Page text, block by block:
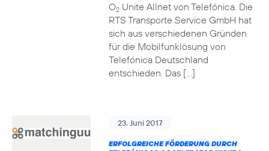
O2Unite Allnet von Telefónica. Die
RTS Transporte Service GmbH hat
sich aus verschiedenen Gründen
für die Mobilfunklösung von
Telefónica Deutschland
entschieden. Das […]
23. Juni 2017
ERFOLGREICHE FÖRDERUNG DURCH